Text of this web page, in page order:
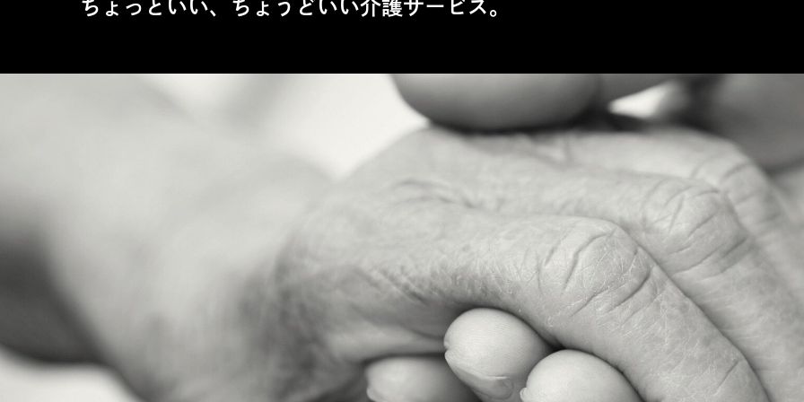
ちょっといい、ちょうどいい介護サービス。